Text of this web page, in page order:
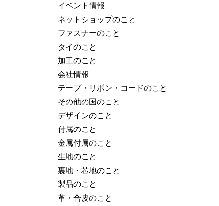
イベント情報
ネットショップのこと
ファスナーのこと
タイのこと
加工のこと
会社情報
テープ・リボン・コードのこと
その他の国のこと
デザインのこと
付属のこと
金属付属のこと
生地のこと
裏地・芯地のこと
製品のこと
革・合皮のこと